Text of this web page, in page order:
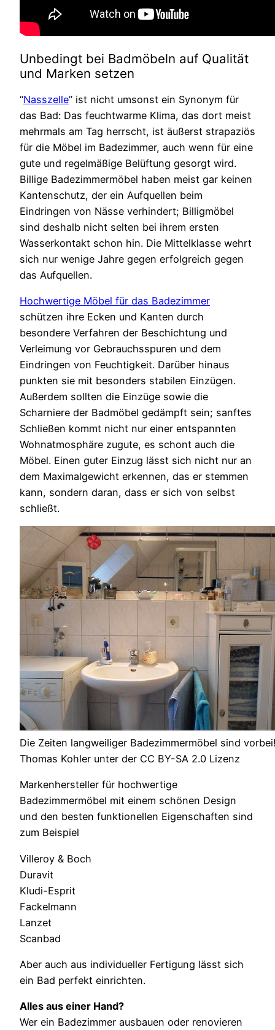
Unbedingt bei Badmöbeln auf Qualität
und Marken setzen
“Nasszelle” ist nicht umsonst ein Synonym für
das Bad: Das feuchtwarme Klima, das dort meist
mehrmals am Tag herrscht, ist äußerst strapaziös
für die Möbel im Badezimmer, auch wenn für eine
gute und regelmäßige Belüftung gesorgt wird.
Billige Badezimmermöbel haben meist gar keinen
Kantenschutz, der ein Aufquellen beim
Eindringen von Nässe verhindert; Billigmöbel
sind deshalb nicht selten bei ihrem ersten
Wasserkontakt schon hin. Die Mittelklasse wehrt
sich nur wenige Jahre gegen erfolgreich gegen
das Aufquellen.
Hochwertige Möbel für das Badezimmer
schützen ihre Ecken und Kanten durch
besondere Verfahren der Beschichtung und
Verleimung vor Gebrauchsspuren und dem
Eindringen von Feuchtigkeit. Darüber hinaus
punkten sie mit besonders stabilen Einzügen.
Außerdem sollten die Einzüge sowie die
Scharniere der Badmöbel gedämpft sein; sanftes
Schließen kommt nicht nur einer entspannten
Wohnatmosphäre zugute, es schont auch die
Möbel. Einen guter Einzug lässt sich nicht nur an
dem Maximalgewicht erkennen, das er stemmen
kann, sondern daran, dass er sich von selbst
schließt.
Die Zeiten langweiliger Badezimmermöbel sind
Thomas Kohler unter der CC BY-SA 2.0 Lizenz
Markenhersteller für hochwertige
Badezimmermöbel mit einem schönen Design
und den besten funktionellen Eigenschaften sind
zum Beispiel
Villeroy & Boch
Duravit
Kludi-Esprit
Fackelmann
Lanzet
Scanbad
Aber auch aus individueller Fertigung lässt sich
ein Bad perfekt einrichten.
Alles aus einer Hand?
Wer ein Badezimmer ausbauen oder renovieren